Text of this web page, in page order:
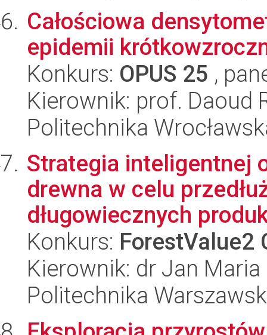
Całościowa
epidemii
Konkurs: OPUS 25 ,
Kierownik: prof. Daoud
Politechnika
Strategia inteligentnej
drewna w celu
długowiecznych
Konkurs: ForestValue2
Kierownik: dr Jan Maria
Politechnika